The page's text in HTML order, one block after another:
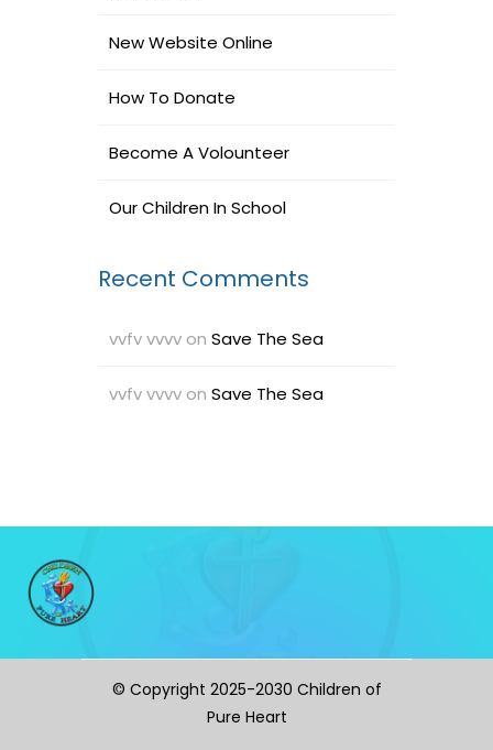
New Website Online
How To Donate
Become A Volounteer
Our Children In School
Recent Comments
vvfv vvvv on Save The Sea
vvfv vvvv on Save The Sea
© Copyright 2025-2030 Children of
Pure Heart